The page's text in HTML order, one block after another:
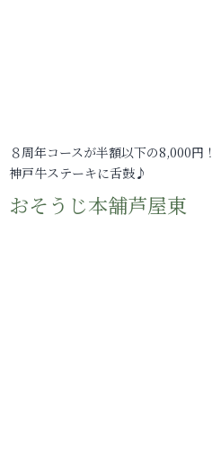
８周年コースが半額以下の8,000円！
神戸牛ステーキに舌鼓♪
おそうじ本舗芦屋東